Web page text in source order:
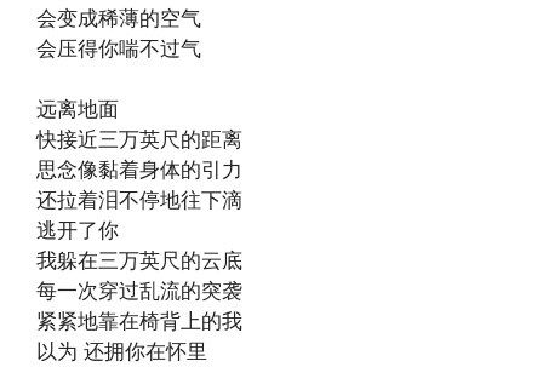
会变成稀薄的空气
会压得你喘不过气
远离地面
快接近三万英尺的距离
思念像黏着身体的引力
还拉着泪不停地往下滴
逃开了你
我躲在三万英尺的云底
每一次穿过乱流的突袭
紧紧地靠在椅背上的我
以为 还拥你在怀里